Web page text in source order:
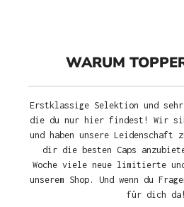
WARUM
Erstklassige Selektion und
die du nur hier findest! Wir
und haben unsere Leidenschaft
dir die besten Caps
Woche viele neue limitierte
unserem Shop. Und wenn du
für dich